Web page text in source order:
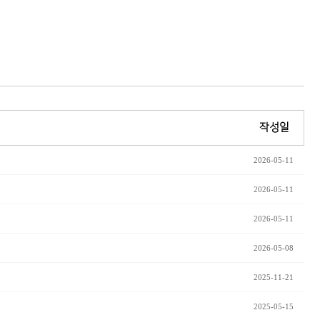
작성일
2026-05-11
2026-05-11
2026-05-11
2026-05-08
2025-11-21
2025-05-15